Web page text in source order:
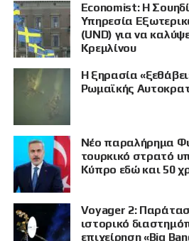
Economist: Η
Υπηρεσία
(UND) για να
Κρεμλίνου
Η ξηρασία
Ρωμαϊκής
Νέο παραλήρημα
τουρκικό στρατό
Κύπρο εδώ και 50
Voyager 2:
ιστορικό
επιχείρηση «Big